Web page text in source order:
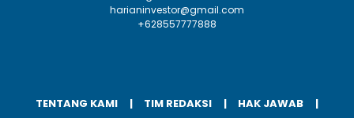
harianinvestor@gmail.com
+628557777888
TENTANG KAMI TIM REDAKSI
HAK JAWAB